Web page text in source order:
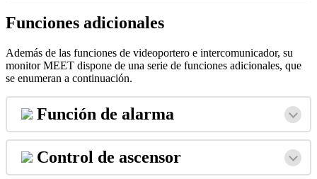
Funciones adicionales
Además de las funciones de videoportero e intercomunicador, su
monitor MEET dispone de una serie de funciones adicionales, que
se enumeran a continuación.
Función de alarma
Control de ascensor